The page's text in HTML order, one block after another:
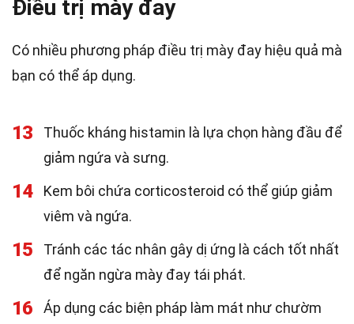
Điều trị mày đay
Có nhiều phương pháp điều trị mày đay hiệu quả mà
bạn có thể áp dụng.
13
Thuốc kháng histamin là lựa chọn hàng đầu để
giảm ngứa và sưng.
14
Kem bôi chứa corticosteroid có thể giúp giảm
viêm và ngứa.
15
Tránh các tác nhân gây dị ứng là cách tốt nhất
để ngăn ngừa mày đay tái phát.
16
Áp dụng các biện pháp làm mát như chườm